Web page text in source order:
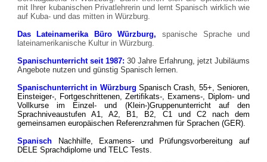
mit Ihrer kubanischen Privatlehrerin und lernt Spanisch wirklich wie
auf Kuba- und das mitten in Würzburg.
Das Lateinamerika Büro Würzburg,spanische Sprache und
lateinamerikanische Kultur in Würzburg.
Spanischunterricht seit 1987: 30 Jahre Erfahrung, jetzt Jubiläums
Angebote nutzen und günstig Spanisch lernen.
Spanischunterricht in Würzburg Spanisch Crash, 55+, Senioren,
Einsteiger-, Fortgeschrittenen, Zertifikats-, Examens-, Diplom- und
Vollkurse im Einzel- und (Klein-)Gruppenunterricht auf den
Sprachniveaustufen A1, A2, B1, B2, C1 und C2 nach dem
gemeinsamen europäischen Referenzrahmen für Sprachen (GER).
Spanisch Nachhilfe, Examens- und Prüfungsvorbereitung auf
DELE Sprachdiplome und TELC Tests